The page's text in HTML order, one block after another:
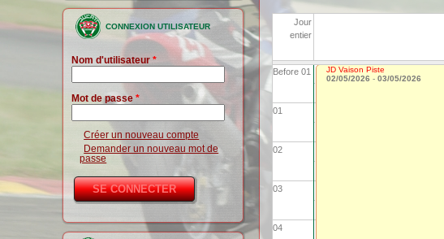
CONNEXION UTILISATEUR
Nom d'utilisateur*
Mot de passe*
Créer un nouveau compte
Demander un nouveau mot de
passe
Jour
entier
Before 01
01
02
03
04
JD Vaison Piste
02/05/2026 -03/05/2026